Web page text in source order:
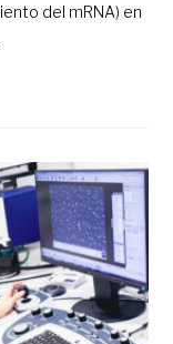
del mRNA) en